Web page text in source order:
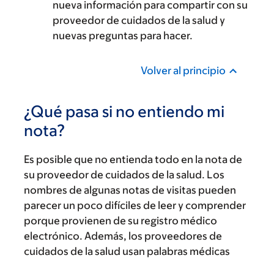
nueva información para compartir con su
proveedor de cuidados de la salud y
nuevas preguntas para hacer.
Volver al principio
¿Qué pasa si no entiendo mi
nota?
Es posible que no entienda todo en la nota de
su proveedor de cuidados de la salud. Los
nombres de algunas notas de visitas pueden
parecer un poco difíciles de leer y comprender
porque provienen de su registro médico
electrónico. Además, los proveedores de
cuidados de la salud usan palabras médicas